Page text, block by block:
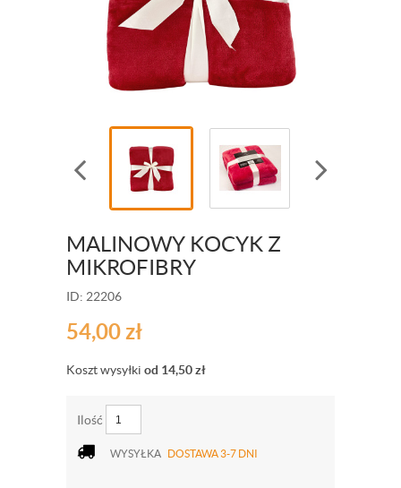
MALINOWY KOCYK Z
MIKROFIBRY
ID: 22206
54,00zł
Koszt wysyłki od 14,50zł
Ilość
WYSYŁKA DOSTAWA 3-7 DNI